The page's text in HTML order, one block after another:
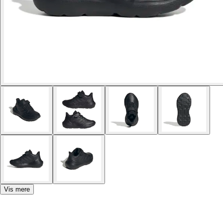
Vis mere